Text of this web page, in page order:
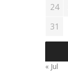
24
31
« Jul